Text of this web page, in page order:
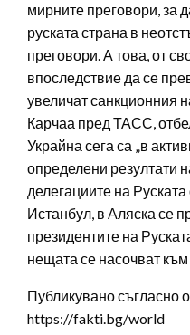
мирните преговори, за
руската страна в
преговори. А това, от
впоследствие да се
увеличат санкционния
Карчаа пред ТАСС,
Украйна сега са „в
определени резултати
делегациите на
Истанбул, в Аляска се
президентите на
нещата се насочват
Публикувано съгласно
https://fakti.bg/world